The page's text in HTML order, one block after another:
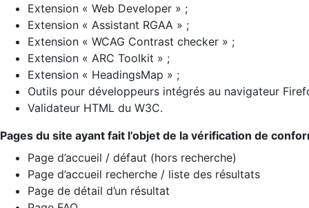
Extension « Web Developer » ;
Extension « Assistant RGAA » ;
Extension « WCAG Contrast checker » ;
Extension « ARC Toolkit » ;
Extension « HeadingsMap » ;
Outils pour développeurs intégrés au navigateur
Validateur HTML du W3C.
Pages du site ayant fait l’objet de la vérification de
Page d’accueil / défaut (hors recherche)
Page d’accueil recherche / liste des résultats
Page de détail d’un résultat